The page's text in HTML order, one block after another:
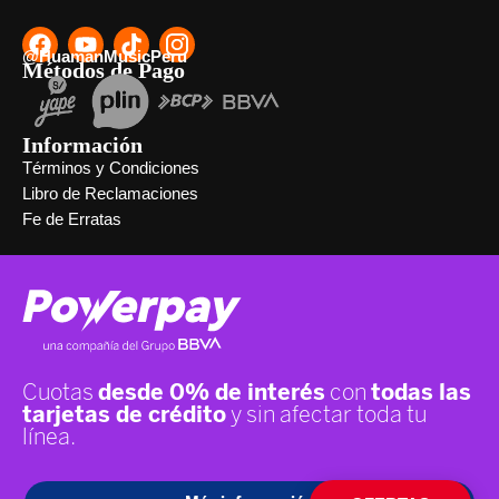
@HuamanMusicPeru
Métodos de Pago
Información
Términos y Condiciones
Libro de Reclamaciones
Fe de Erratas